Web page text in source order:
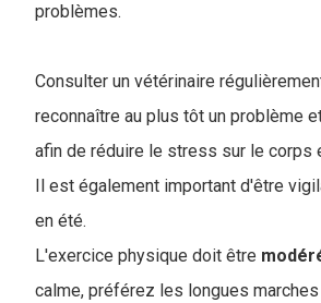
problèmes.
Consulter un vétérinaire
reconnaître au plus tôt un problème
afin de réduire le stress sur le corps
Il est également important d'être
en été.
L'exercice physique doit être
calme, préférez les longues